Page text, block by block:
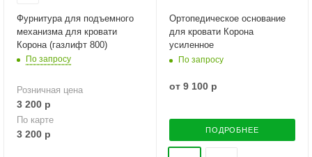
Фурнитура для подъемного
механизма для кровати
Корона (газлифт 800)
По запросу
Розничная цена
3 200 р
По карте
3 200 р
Ортопедическое основание
для кровати Корона
усиленное
По запросу
от 9 100 р
ПОДРОБНЕЕ